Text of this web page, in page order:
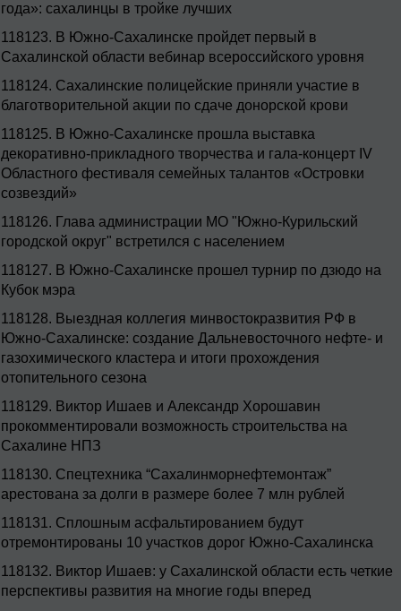
года»: сахалинцы в тройке лучших
118123. В Южно-Сахалинске пройдет первый в
Сахалинской области вебинар всероссийского уровня
118124. Сахалинские полицейские приняли участие в
благотворительной акции по сдаче донорской крови
118125. В Южно-Сахалинске прошла выставка
декоративно-прикладного творчества и гала-концерт IV
Областного фестиваля семейных талантов «Островки
созвездий»
118126. Глава администрации МО "Южно-Курильский
городской округ" встретился с населением
118127. В Южно-Сахалинске прошел турнир по дзюдо на
Кубок мэра
118128. Выездная коллегия минвостокразвития РФ в
Южно-Сахалинске: создание Дальневосточного нефте- и
газохимического кластера и итоги прохождения
отопительного сезона
118129. Виктор Ишаев и Александр Хорошавин
прокомментировали возможность строительства на
Сахалине НПЗ
118130. Спецтехника “Сахалинморнефтемонтаж”
арестована за долги в размере более 7 млн рублей
118131. Сплошным асфальтированием будут
отремонтированы 10 участков дорог Южно-Сахалинска
118132. Виктор Ишаев: у Сахалинской области есть четкие
перспективы развития на многие годы вперед